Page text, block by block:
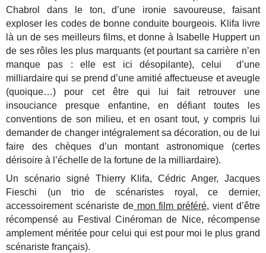
Chabrol dans le ton, d’une ironie savoureuse, faisant
exploser les codes de bonne conduite bourgeois. Klifa livre
là un de ses meilleurs films, et donne à Isabelle Huppert un
de ses rôles les plus marquants (et pourtant sa carrière n’en
manque pas : elle est ici désopilante), celui d’une
milliardaire qui se prend d’une amitié affectueuse et aveugle
(quoique…) pour cet être qui lui fait retrouver une
insouciance presque enfantine, en défiant toutes les
conventions de son milieu, et en osant tout, y compris lui
demander de changer intégralement sa décoration, ou de lui
faire des chèques d’un montant astronomique (certes
dérisoire à l’échelle de la fortune de la milliardaire).
Un scénario signé Thierry Klifa, Cédric Anger, Jacques
Fieschi (un trio de scénaristes royal, ce dernier,
accessoirement scénariste demon film préféré, vient d’être
récompensé au Festival Cinéroman de Nice, récompense
amplement méritée pour celui qui est pour moi le plus grand
scénariste français).